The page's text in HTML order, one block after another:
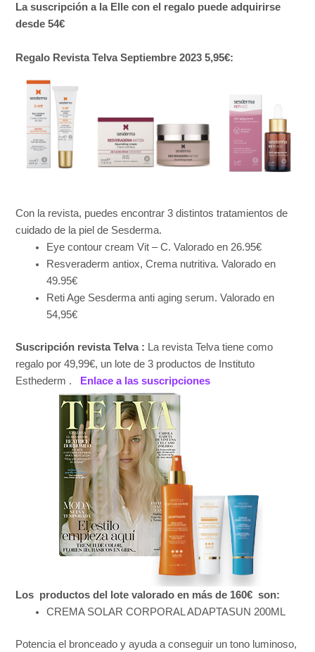
La suscripción a la Elle con el regalo puede adquirirse
desde 54€
Regalo Revista Telva Septiembre 2023 5,95€:
Con la revista, puedes encontrar 3 distintos tratamientos de
cuidado de la piel de Sesderma.
Eye contour cream Vit – C. Valorado en 26.95€
Resveraderm antiox, Crema nutritiva. Valorado en
49.95€
Reti Age Sesderma anti aging serum. Valorado en
54,95€
Suscripción revista Telva : La revista Telva tiene como
regalo por 49,99€, un lote de 3 productos de Instituto
Esthederm .
Enlace a las suscripciones
Los productos del lote valorado en más de 160€ son:
CREMA SOLAR CORPORAL ADAPTASUN 200ML
Potencia el bronceado y ayuda a conseguir un tono luminoso,